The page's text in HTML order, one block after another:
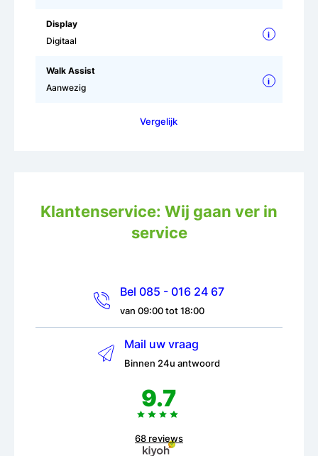
Display
Digitaal
i
Walk Assist
Aanwezig
i
Vergelijk
Klantenservice: Wij gaan ver in
service
Bel 085 - 016 24 67
van 09:00 tot 18:00
Mail uw vraag
Binnen 24u antwoord
9.7
68 reviews